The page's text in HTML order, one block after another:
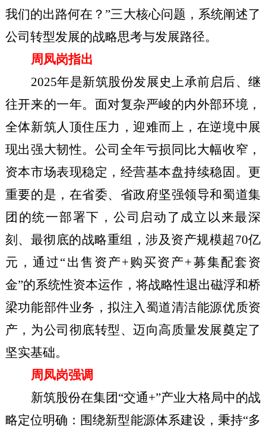
我们的出路何在？”三大核心问题，系统阐述了
公司转型发展的战略思考与发展路径。
周凤岗指出
2025年是新筑股份发展史上承前启后、继
往开来的一年。面对复杂严峻的内外部环境，
全体新筑人顶住压力，迎难而上，在逆境中展
现出强大韧性。公司全年亏损同比大幅收窄，
资本市场表现稳定，经营基本盘持续稳固。更
重要的是，在省委、省政府坚强领导和蜀道集
团的统一部署下，公司启动了成立以来最深
刻、最彻底的战略重组，涉及资产规模超70亿
元，通过“出售资产+购买资产+募集配套资
金”的系统性资本运作，将战略性退出磁浮和桥
梁功能部件业务，拟注入蜀道清洁能源优质资
产，为公司彻底转型、迈向高质量发展奠定了
坚实基础。
周凤岗强调
新筑股份在集团“交通+”产业大格局中的战
略定位明确：围绕新型能源体系建设，秉持“多